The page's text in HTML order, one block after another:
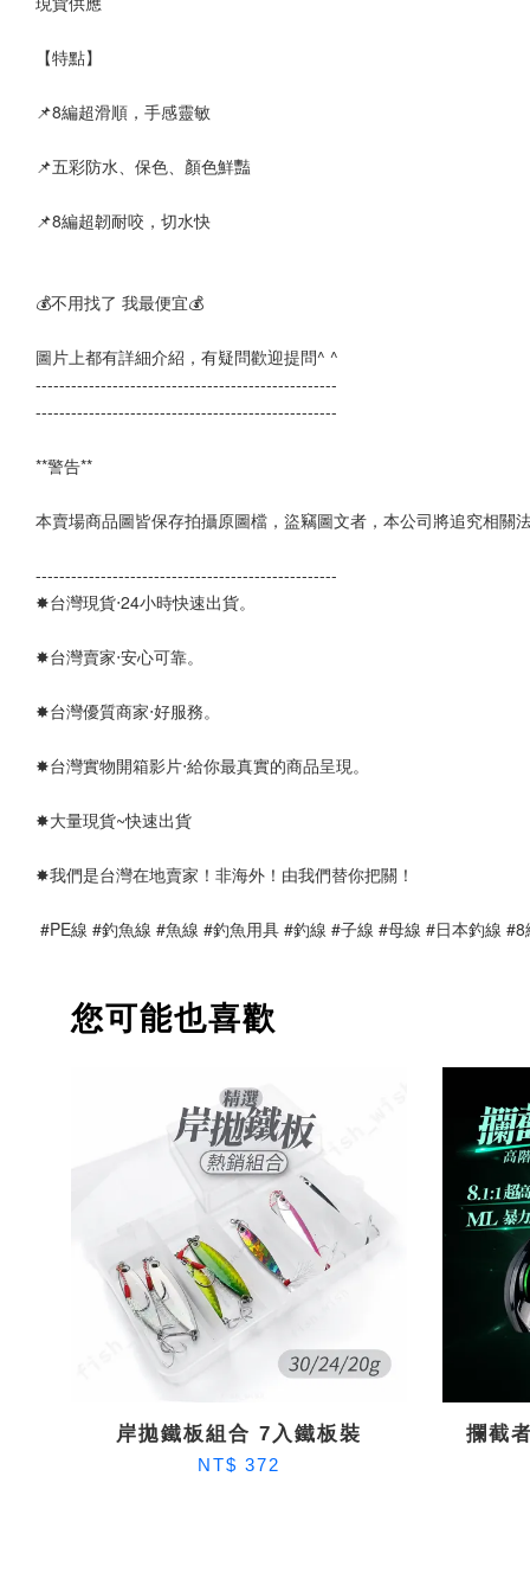
【特點】
📌8編超滑順，手感靈敏
📌五彩防水、保色、顏色鮮豔
📌8編超韌耐咬，切水快
💰不用找了 我最便宜💰
圖片上都有詳細介紹，有疑問歡迎提問^ ^
---------------------------------------------------
---------------------------------------------------
**警告**
本賣場商品圖皆保存拍攝原圖檔，盜竊圖文者，本公司將追究相關
---------------------------------------------------
✸台灣現貨‧24小時快速出貨。
✸台灣賣家‧安心可靠。
✸台灣優質商家‧好服務。
✸台灣實物開箱影片‧給你最真實的商品呈現。
✸大量現貨~快速出貨
✸我們是台灣在地賣家！非海外！由我們替你把關！
#PE線 #釣魚線 #魚線 #釣魚用具 #釣線 #子線 #母線 #日本釣線
您可能也喜歡
岸拋鐵板組合 7入鐵板裝
NT$ 372
攔截